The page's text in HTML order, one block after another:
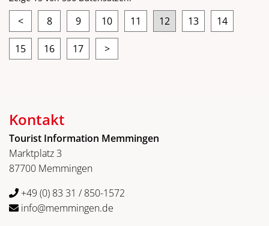
< 8 9 10 11 12 13 14
15 16 17 >
Kontakt
Tourist Information Memmingen
Marktplatz 3
87700 Memmingen
+49 (0) 83 31 / 850-1572
info@memmingen.de